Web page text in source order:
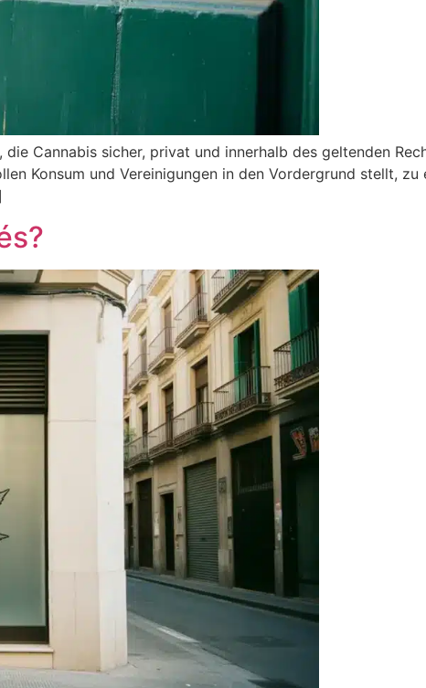
Cannabis sicher, privat und innerhalb des geltenden
Konsum und Vereinigungen in den Vordergrund stellt,